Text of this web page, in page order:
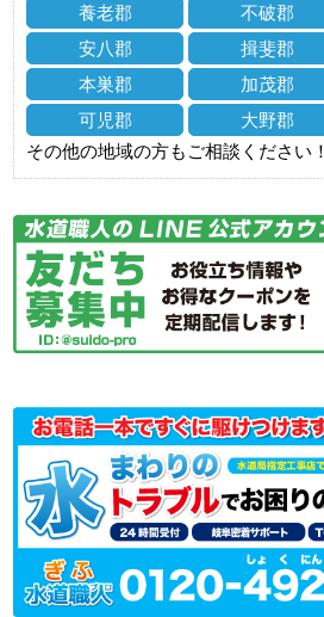
養老郡
不破郡
安八郡
揖斐郡
本巣郡
加茂郡
可児郡
大野郡
その他の地域の方もご相談ください！